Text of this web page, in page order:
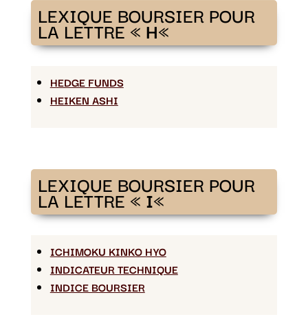
LEXIQUE BOURSIER POUR
LA LETTRE «H«
HEDGE FUNDS
HEIKEN ASHI
LEXIQUE BOURSIER POUR
LA LETTRE «I«
ICHIMOKU KINKO HYO
INDICATEUR TECHNIQUE
INDICE BOURSIER